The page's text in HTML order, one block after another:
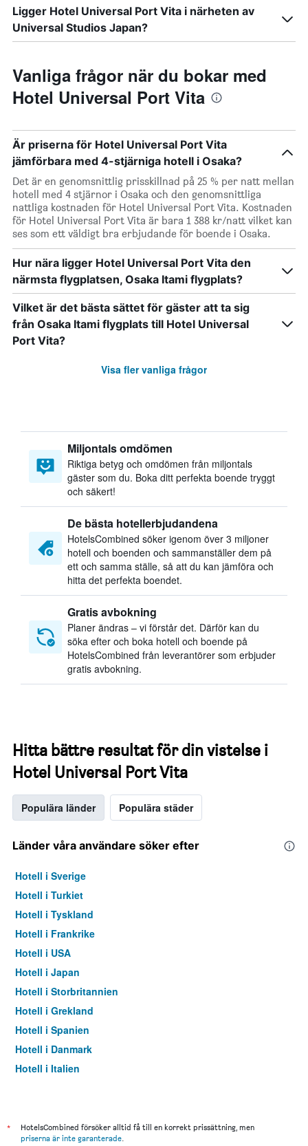
Ligger Hotel Universal Port Vita i närheten av
Universal Studios Japan?
Vanliga frågor när du bokar med
Hotel Universal Port Vita
Är priserna för Hotel Universal Port Vita
jämförbara med 4-stjärniga hotell i Osaka?
Det är en genomsnittlig prisskillnad på 25 % per natt mellan
hotell med 4 stjärnor i Osaka och den genomsnittliga
nattliga kostnaden för Hotel Universal Port Vita. Kostnaden
för Hotel Universal Port Vita är bara 1 388 kr/natt vilket kan
ses som ett väldigt bra erbjudande för boende i Osaka.
Hur nära ligger Hotel Universal Port Vita den
närmsta flygplatsen, Osaka Itami flygplats?
Vilket är det bästa sättet för gäster att ta sig
från Osaka Itami flygplats till Hotel Universal
Port Vita?
Visa fler vanliga frågor
Miljontals omdömen
Riktiga betyg och omdömen från miljontals
gäster som du. Boka ditt perfekta boende tryggt
och säkert!
De bästa hotellerbjudandena
HotelsCombined söker igenom över 3 miljoner
hotell och boenden och sammanställer dem på
ett och samma ställe, så att du kan jämföra och
hitta det perfekta boendet.
Gratis avbokning
Planer ändras – vi förstår det. Därför kan du
söka efter och boka hotell och boende på
HotelsCombined från leverantörer som erbjuder
gratis avbokning.
Hitta bättre resultat för din vistelse i
Hotel Universal Port Vita
Populära länder Populära städer
Länder våra användare söker efter
Hotell i Sverige
Hotell i Turkiet
Hotell i Tyskland
Hotell i Frankrike
Hotell i USA
Hotell i Japan
Hotell i Storbritannien
Hotell i Grekland
Hotell i Spanien
Hotell i Danmark
Hotell i Italien
*
HotelsCombined försöker alltid få till en korrekt prissättning, men
priserna är inte garanterade.